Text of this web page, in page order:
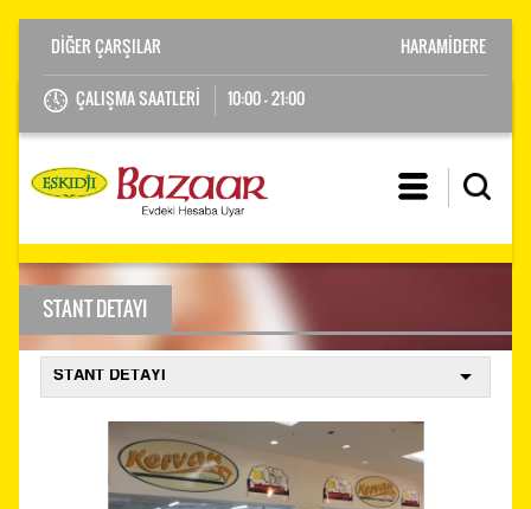
ÇALIŞMA SAATLERİ 10:00 - 21:00
HARAMİDERE
STANT DETAYI